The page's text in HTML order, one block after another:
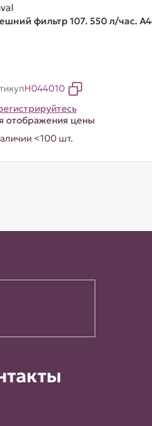
фильтр 107. 550 л/час.
H044010
отображения цены
<100 шт.